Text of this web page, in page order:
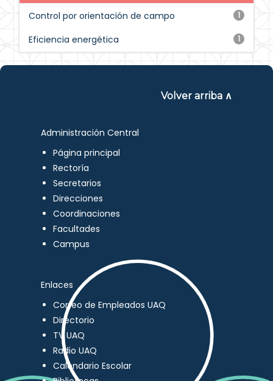
1
Control por orientación de campo
1
Eficiencia energética
Volver arriba ∧
Administración Central
Página principal
Rectoría
Secretarios
Direcciones
Coordinaciones
Facultades
Campus
Enlaces
Correo de Empleados UAQ
Directorio
TV UAQ
Radio UAQ
Calendario Escolar